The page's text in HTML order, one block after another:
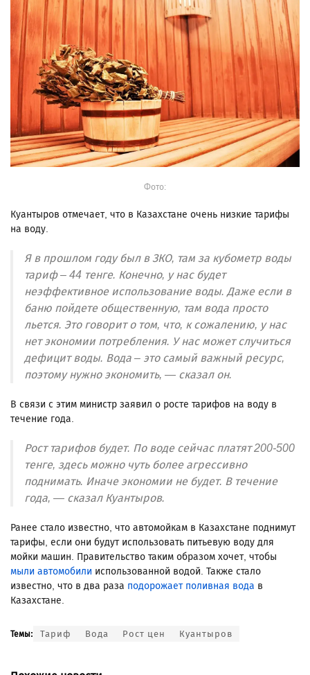
Фото:
Куантыров отмечает, что в Казахстане очень низкие тарифы
на воду.
Я в прошлом году был в ЗКО, там за кубометр воды
тариф – 44 тенге. Конечно, у нас будет
неэффективное использование воды. Даже если в
баню пойдете общественную, там вода просто
льется. Это говорит о том, что, к сожалению, у нас
нет экономии потребления. У нас может случиться
дефицит воды. Вода – это самый важный ресурс,
поэтому нужно экономить, — сказал он.
В связи с этим министр заявил о росте тарифов на воду в
течение года.
Рост тарифов будет. По воде сейчас платят 200-500
тенге, здесь можно чуть более агрессивно
поднимать. Иначе экономии не будет. В течение
года, — сказал Куантыров.
Ранее стало известно, что автомойкам в Казахстане поднимут
тарифы, если они будут использовать питьевую воду для
мойки машин. Правительство таким образом хочет, чтобы
мыли автомобили использованной водой. Также стало
известно, что в два раза подорожает поливная вода в
Казахстане.
Темы: Тариф Вода Рост цен Куантыров